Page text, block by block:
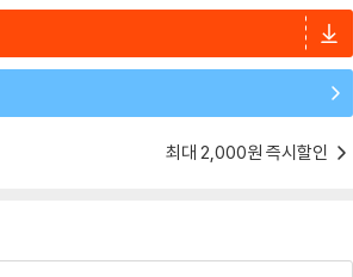
최대 2,000원 즉시할인